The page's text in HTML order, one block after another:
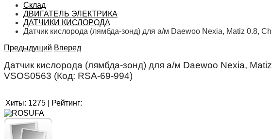
Склад
ДВИГАТЕЛЬ ЭЛЕКТРИКА
ДАТЧИКИ КИСЛОРОДА
Датчик кислорода (лямбда-зонд) для а/м Daewoo Nexia, Matiz 0.8,
Предыдущий Вперед
Датчик кислорода (лямбда-зонд) для а/м Daewoo Nexia,
VSOS0563 (Код: RSA-69-994)
Хиты: 1275 Рейтинг: